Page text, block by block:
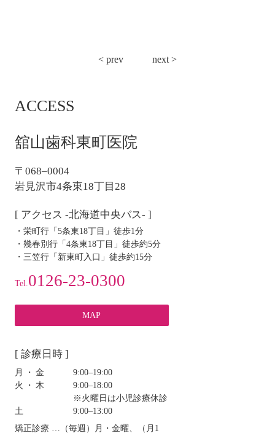
< prev next >
ACCESS
舘山歯科東町医院
〒068–0004
岩見沢市4条東18丁目28
[ アクセス -北海道中央バス- ]
・栄町行「5条東18丁目」徒歩1分
・幾春別行「4条東18丁目」徒歩約5分
・三笠行「新東町入口」徒歩約15分
Tel. 0126-23-0300
MAP
[ 診療日時 ]
月・金
9:00‒19:00
火・木
9:00‒18:00
※火曜日は小児診療休診
土
9:00‒13:00
矯正診療 …（毎週）月・金曜、（月1